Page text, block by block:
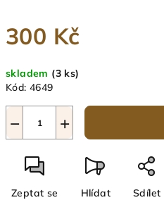
300 Kč
cena:
skladem (3 ks)
Kód: 4649
+
−
Zeptat se Hlídat Sdílet